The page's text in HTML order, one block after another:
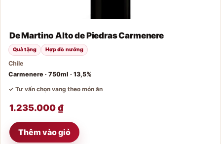
De Martino Alto de Piedras Carmenere
Quà tặng Hợp đồ nướng
Chile
Carmenere · 750ml · 13,5%
✓ Tư vấn chọn vang theo món ăn
1.235.000₫
Thêm vào giỏ